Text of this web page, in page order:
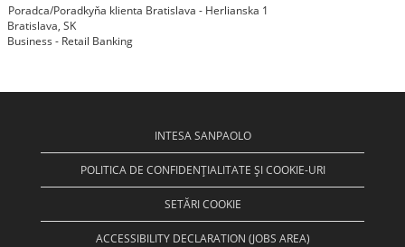
Poradca/Poradkyňa klienta Bratislava - Herlianska 1
Bratislava, SK
Business - Retail Banking
INTESA SANPAOLO
POLITICA DE CONFIDENȚIALITATE ȘI COOKIE-URI
SETĂRI COOKIE
ACCESSIBILITY DECLARATION (JOBS AREA)